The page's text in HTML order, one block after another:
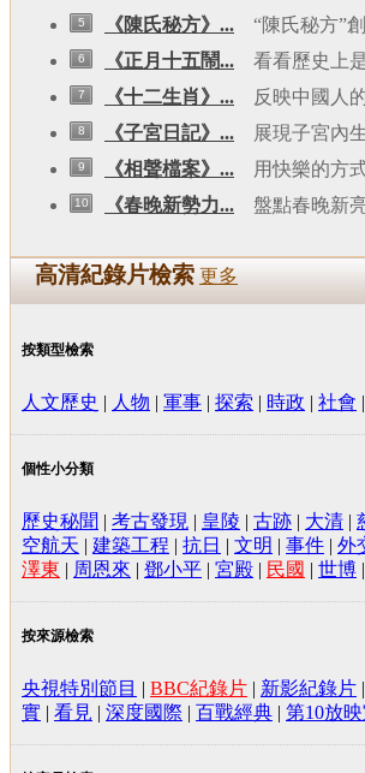
5 《陳氏秘方》... “陳氏秘方”
6 《正月十五鬧... 看看歷史上
7 《十二生肖》... 反映中國人
8 《子宮日記》... 展現子宮內
9 《相聲檔案》... 用快樂的方
10 《春晚新勢力... 盤點春晚新
高清紀錄片檢索 更多
按類型檢索
人文歷史 | 人物 | 軍事 | 探索 | 時政 | 社會 |
個性小分類
歷史秘聞 | 考古發現 | 皇陵 | 古跡 | 大清 |
空航天 | 建築工程 | 抗日 | 文明 | 事件 | 外
澤東 | 周恩來 | 鄧小平 | 宮殿 | 民國 | 世博 |
按來源檢索
央視特別節目 | BBC紀錄片 | 新影紀錄片 |
實 | 看見 | 深度國際 | 百戰經典 | 第10放